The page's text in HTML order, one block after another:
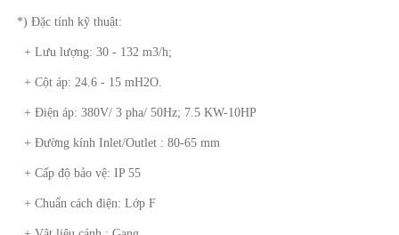
*) Đặc tính kỹ thuật:
+ Lưu lượng: 30 - 132 m3/h;
+ Cột áp: 24.6 - 15 mH2O.
+ Điện áp: 380V/ 3 pha/ 50Hz; 7.5 KW-10HP
+ Đường kính Inlet/Outlet : 80-65 mm
+ Cấp độ bảo vệ: IP 55
+ Chuẩn cách điện: Lớp F